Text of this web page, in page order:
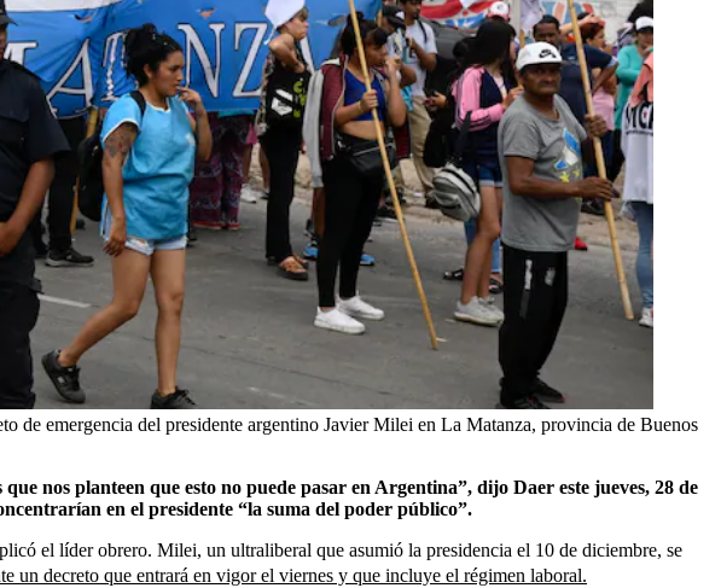
de emergencia del presidente argentino Javier Milei en La Matanza, provincia de Buenos
nos planteen que esto no puede pasar en Argentina”, dijo Daer este jueves, 28 de
en el presidente “la suma del poder público”.
el líder obrero. Milei, un ultraliberal que asumió la presidencia el 10 de diciembre, se
un decreto que entrará en vigor el viernes y que incluye el régimen laboral.